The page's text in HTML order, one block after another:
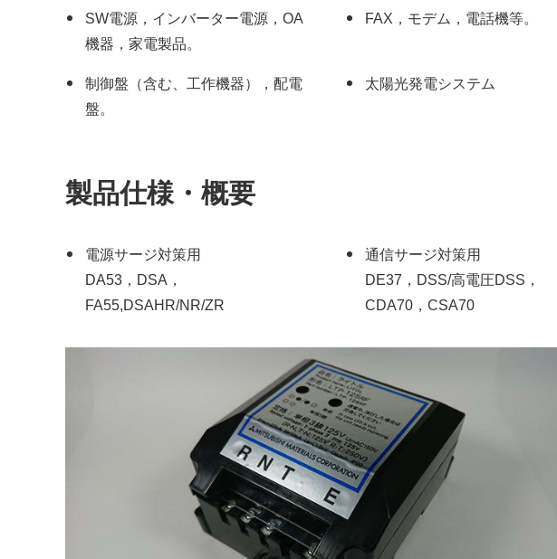
SW電源，インバーター電源，OA
機器，家電製品。
FAX，モデム，電話機等。
制御盤（含む、工作機器），配電
盤。
太陽光発電システム
製品仕様・概要
電源サージ対策用
DA53，DSA，
FA55,DSAHR/NR/ZR
通信サージ対策用
DE37，DSS/高電圧DSS，
CDA70，CSA70